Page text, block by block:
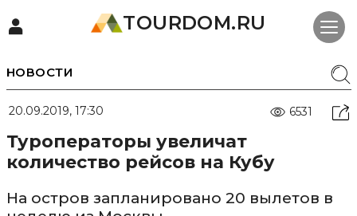
TOURDOM.RU
НОВОСТИ
20.09.2019, 17:30 6531
Туроператоры увеличат
количество рейсов на Кубу
На остров запланировано 20 вылетов в